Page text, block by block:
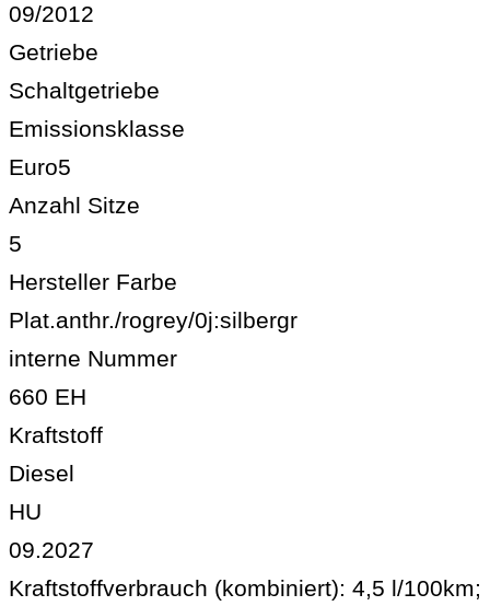
09/2012
Getriebe
Schaltgetriebe
Emissionsklasse
Euro5
Anzahl Sitze
5
Hersteller Farbe
Plat.anthr./rogrey/0j:silbergr
interne Nummer
660 EH
Kraftstoff
Diesel
HU
09.2027
Kraftstoffverbrauch (kombiniert): 4,5 l/100km;